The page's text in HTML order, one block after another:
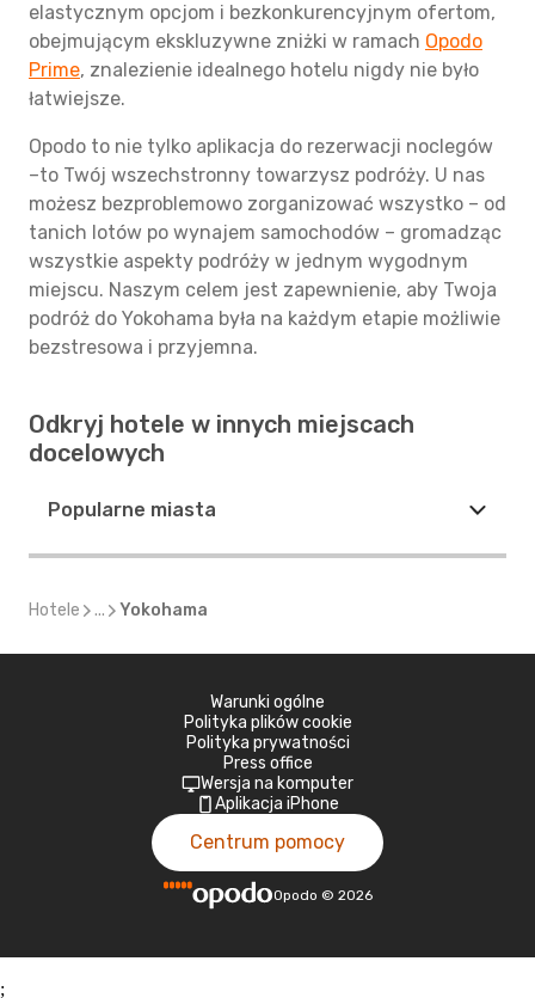
elastycznym opcjom i bezkonkurencyjnym ofertom,
obejmującym ekskluzywne zniżki w ramach Opodo
Prime, znalezienie idealnego hotelu nigdy nie było
łatwiejsze.
Opodo to nie tylko aplikacja do rezerwacji noclegów
–to Twój wszechstronny towarzysz podróży. U nas
możesz bezproblemowo zorganizować wszystko – od
tanich lotów po wynajem samochodów – gromadząc
wszystkie aspekty podróży w jednym wygodnym
miejscu. Naszym celem jest zapewnienie, aby Twoja
podróż do Yokohama była na każdym etapie możliwie
bezstresowa i przyjemna.
Odkryj hotele w innych miejscach
docelowych
Popularne miasta
Hotele ... Yokohama
Warunki ogólne
Polityka plików cookie
Polityka prywatności
Press office
Wersja na komputer
Aplikacja iPhone
Centrum pomocy
Opodo © 2026
;